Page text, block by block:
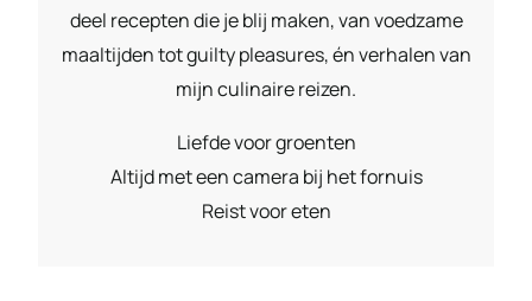
deel recepten die je blij maken, van voedzame
maaltijden tot guilty pleasures, én verhalen van
mijn culinaire reizen.
Liefde voor groenten
Altijd met een camera bij het fornuis
Reist voor eten